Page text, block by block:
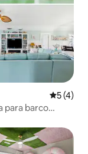
5 de
5 (4)
para barco